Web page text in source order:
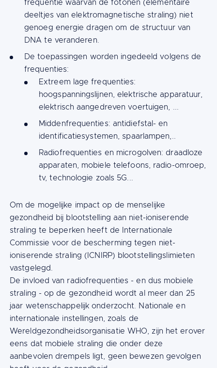
frequentie waarvan de fotonen (elementaire
deeltjes van elektromagnetische straling) niet
genoeg energie dragen om de structuur van
DNA te veranderen.
De toepassingen worden ingedeeld volgens de
frequenties:
Extreem lage frequenties:
hoogspanningslijnen, elektrische apparatuur,
elektrisch aangedreven voertuigen, ...
Middenfrequenties: antidiefstal- en
identificatiesystemen, spaarlampen,..
Radiofrequenties en microgolven: draadloze
apparaten, mobiele telefoons, radio-omroep,
tv, technologie zoals 5G...
Om de mogelijke impact op de menselijke
gezondheid bij blootstelling aan niet-ioniserende
straling te beperken heeft de Internationale
Commissie voor de bescherming tegen niet-
ioniserende straling (ICNIRP) blootstellingslimieten
vastgelegd.
De invloed van radiofrequenties - en dus mobiele
straling - op de gezondheid wordt al meer dan 25
jaar wetenschappelijk onderzocht. Nationale en
internationale instellingen, zoals de
Wereldgezondheidsorganisatie WHO, zijn het erover
eens dat mobiele straling die onder deze
aanbevolen drempels ligt, geen bewezen gevolgen